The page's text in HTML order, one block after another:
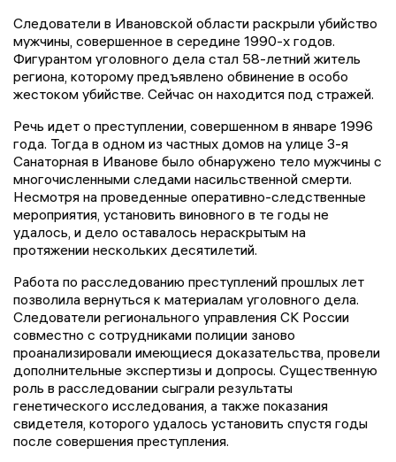
Следователи в Ивановской области раскрыли убийство
мужчины, совершенное в середине 1990-х годов.
Фигурантом уголовного дела стал 58-летний житель
региона, которому предъявлено обвинение в особо
жестоком убийстве. Сейчас он находится под стражей.
Речь идет о преступлении, совершенном в январе 1996
года. Тогда в одном из частных домов на улице 3-я
Санаторная в Иванове было обнаружено тело мужчины с
многочисленными следами насильственной смерти.
Несмотря на проведенные оперативно-следственные
мероприятия, установить виновного в те годы не
удалось, и дело оставалось нераскрытым на
протяжении нескольких десятилетий.
Работа по расследованию преступлений прошлых лет
позволила вернуться к материалам уголовного дела.
Следователи регионального управления СК России
совместно с сотрудниками полиции заново
проанализировали имеющиеся доказательства, провели
дополнительные экспертизы и допросы. Существенную
роль в расследовании сыграли результаты
генетического исследования, а также показания
свидетеля, которого удалось установить спустя годы
после совершения преступления.